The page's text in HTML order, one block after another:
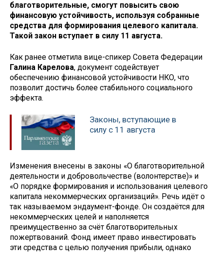
благотворительные, смогут повысить свою
финансовую устойчивость, используя собранные
средства для формирования целевого капитала.
Такой закон вступает в силу 11 августа.
Как ранее отметила вице-спикер Совета Федерации
Галина Карелова, документ содействует
обеспечению финансовой устойчивости НКО, что
позволит достичь более стабильного социального
эффекта.
Законы, вступающие в
силу с 11 августа
Изменения внесены в законы «О благотворительной
деятельности и добровольчестве (волонтерстве)» и
«О порядке формирования и использования целевого
капитала некоммерческих организаций». Речь идёт о
так называемом эндаумент-фонде. Он создаётся для
некоммерческих целей и наполняется
преимущественно за счёт благотворительных
пожертвований. Фонд имеет право инвестировать
эти средства с целью получения прибыли, однако